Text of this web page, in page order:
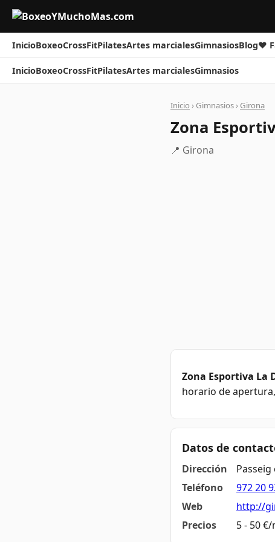
InicioBoxeoCrossFitPilatesArtes marcialesGimnasiosBlog❤
InicioBoxeoCrossFitPilatesArtes marcialesGimnasios
Inicio › Gimnasios › Girona
Zona
📍 Girona
Zona Esportiva La
horario de
Datos de
Dirección
Passeig
Teléfono
972 20
Web
http://
Precios
5 - 50